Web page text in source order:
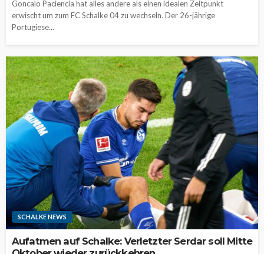
Goncalo Paciencia hat alles andere als einen idealen Zeitpunkt
erwischt um zum FC Schalke 04 zu wechseln. Der 26-jährige
Portugiese...
SCHALKE NEWS
Aufatmen auf Schalke: Verletzter Serdar soll Mitte